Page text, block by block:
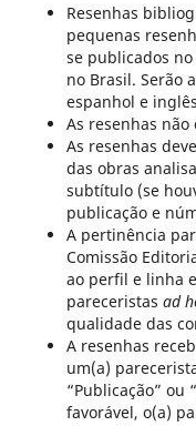
Resenhas
pequenas
se publicados
no Brasil. Serão
espanhol e
As resenhas
As resenhas
das obras
subtítulo (se
publicação e
A pertinência
Comissão
ao perfil e linha
pareceristas ad
qualidade das
A resenhas
um(a)
“Publicação” ou
favorável, o(a)